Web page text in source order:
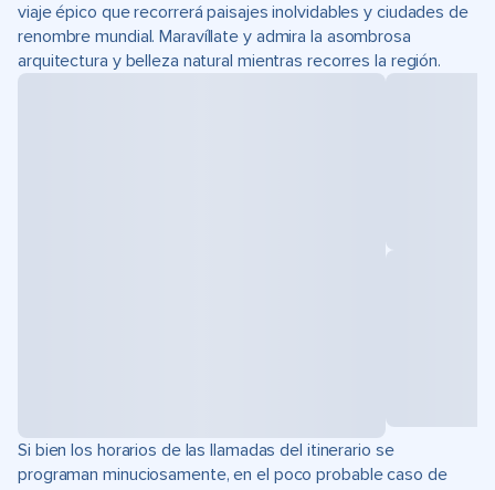
viaje épico que recorrerá paisajes inolvidables y ciudades de
renombre mundial. Maravíllate y admira la asombrosa
arquitectura y belleza natural mientras recorres la región.
Si bien los horarios de las llamadas del itinerario se
programan minuciosamente, en el poco probable caso de